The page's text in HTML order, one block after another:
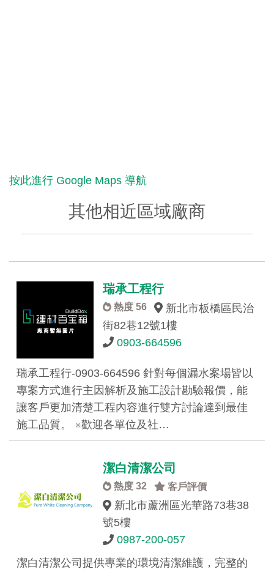
按此進行 Google Maps 導航
其他相近區域廠商
瑞承工程行
熱度 56
新北市板橋區民治
街82巷12號1樓
0903-664596
瑞承工程行-0903-664596 針對每個漏水案場皆以
專案方式進行主因解析及施工設計勘驗報價，能
讓客戶更加清楚工程內容進行雙方討論達到最佳
施工品質。 ※歡迎各單位及社…
潔白清潔公司
熱度 32 客戶評價
新北市蘆洲區光華路73巷38
號5樓
0987-200-057
潔白清潔公司提供專業的環境清潔維護，完整的